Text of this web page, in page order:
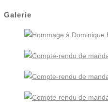
Galerie